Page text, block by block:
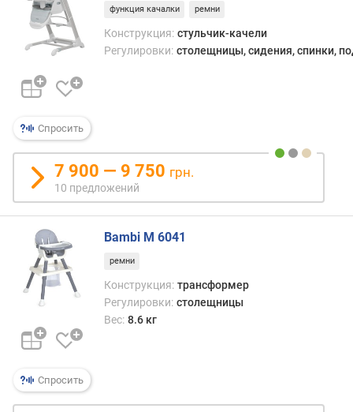
н
о
и
(
р
о
в
н
я
)
в
е
с
(
г
)
Спросить
функция качалки ремни
Конструкция: стульчик-качели
Регулировки: столещницы, сидения, спинки,
7 900 — 9 750 грн.
10 предложений
Спросить
Bambi M 6041
ремни
Конструкция: трансформер
Регулировки: столещницы
Вес: 8.6 кг